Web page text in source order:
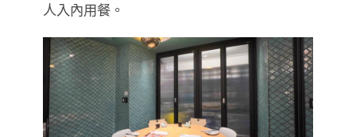
人入內用餐。